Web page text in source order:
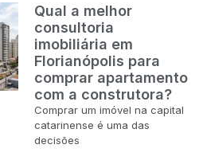
Qual a melhor
consultoria
imobiliária em
Florianópolis para
comprar apartamento
com a construtora?
Comprar um imóvel na capital
catarinense é uma das
decisões